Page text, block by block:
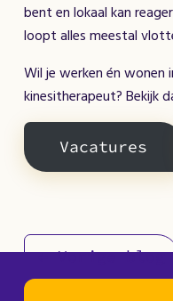
bent en lokaal kan
loopt alles meestal
Wil je werken én wonen
kinesitherapeut? Bekijk
Vacatures
← Vorige blog